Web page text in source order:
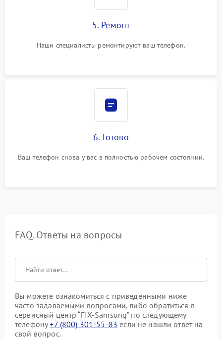
5. Ремонт
Наши специалисты ремонтируют ваш телефон.
6. Готово
Ваш телефон снова у вас в полностью рабочем состоянии.
FAQ. Ответы на вопросы
Вы можете ознакомиться с приведенными ниже
часто задаваемыми вопросами, либо обратиться в
сервисный центр “FIX-Samsung” по следующему
телефону+7 (800) 301-55-83 если не нашли ответ на
свой вопрос.